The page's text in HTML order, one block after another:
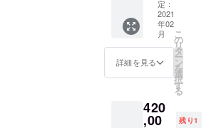
水彩紙
にアク
リル、
イン
ク、水
彩を主
に使用
しま
の状態
でのお
Line of
thought
s 11/26
- 12/8
の期間
バス お
好きな
曲、
歌、自
然音を
テーマ
に制作
いたし
す。
一点だ
定：
2021
年02
月
詳細を見る
こ
の
リ
タ
ー
ン
を
選
択
す
る
420
,00 残り1